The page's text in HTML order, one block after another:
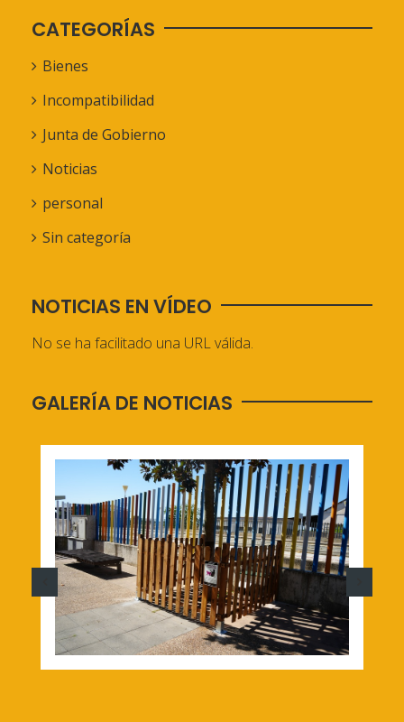
CATEGORÍAS
Bienes
Incompatibilidad
Junta de Gobierno
Noticias
personal
Sin categoría
NOTICIAS EN VÍDEO
No se ha facilitado una URL válida.
GALERÍA DE NOTICIAS